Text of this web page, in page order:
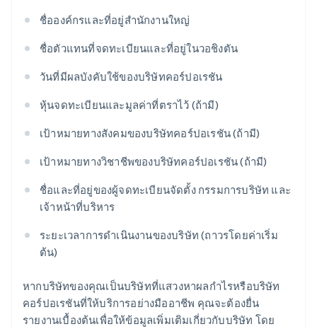
ชื่อองค์กรและที่อยู่สำนักงานใหญ่
ชื่อตัวแทนที่จดทะเบียนและที่อยู่ในวอชิงตัน
วันที่มีผลบังคับใช้ของบริษัทคอร์ปอเรชัน
หุ้นจดทะเบียนและมูลค่าที่ตราไว้ (ถ้ามี)
เป้าหมายทางสังคมของบริษัทคอร์ปอเรชัน (ถ้ามี)
เป้าหมายทางวิชาชีพของบริษัทคอร์ปอเรชัน (ถ้ามี)
ชื่อและที่อยู่ของผู้จดทะเบียนจัดตั้ง กรรมการบริษัท และ
เจ้าหน้าที่บริหาร
ระยะเวลาการดำเนินงานของบริษัท (ถาวรโดยค่าเริ่ม
ต้น)
หากบริษัทของคุณเป็นบริษัทที่แสวงหาผลกำไรหรือบริษัท
คอร์ปอเรชันที่ให้บริการอย่างมืออาชีพ คุณจะต้องยื่น
รายงานเบื้องต้นเพื่อให้ข้อมูลเพิ่มเติมเกี่ยวกับบริษัท โดย